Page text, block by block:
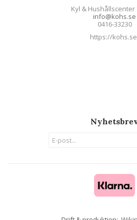
Kyl & Hushållscenter
info@kohs.se
0416-33230
https://